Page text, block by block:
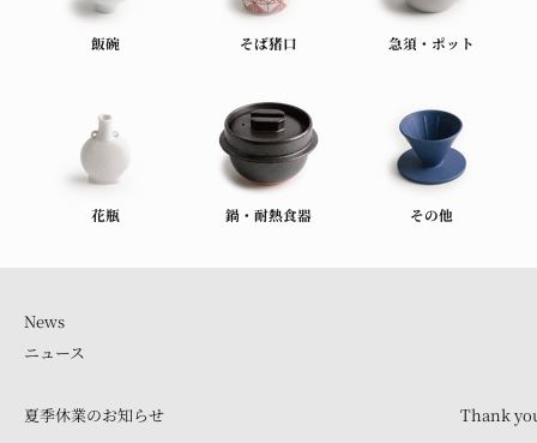
飯碗 そば猪口 急須・ポット
花瓶 鍋・耐熱食器 その他
ニュース
夏季休業のお知らせ
Thank